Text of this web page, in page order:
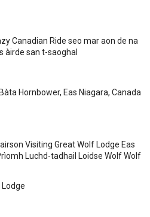
Canadian Ride seo mar aon de na
àirde san t-saoghal
Hornbower, Eas Niagara, Canada
Visiting Great Wolf Lodge Eas
Luchd-tadhail Loidse Wolf Wolf